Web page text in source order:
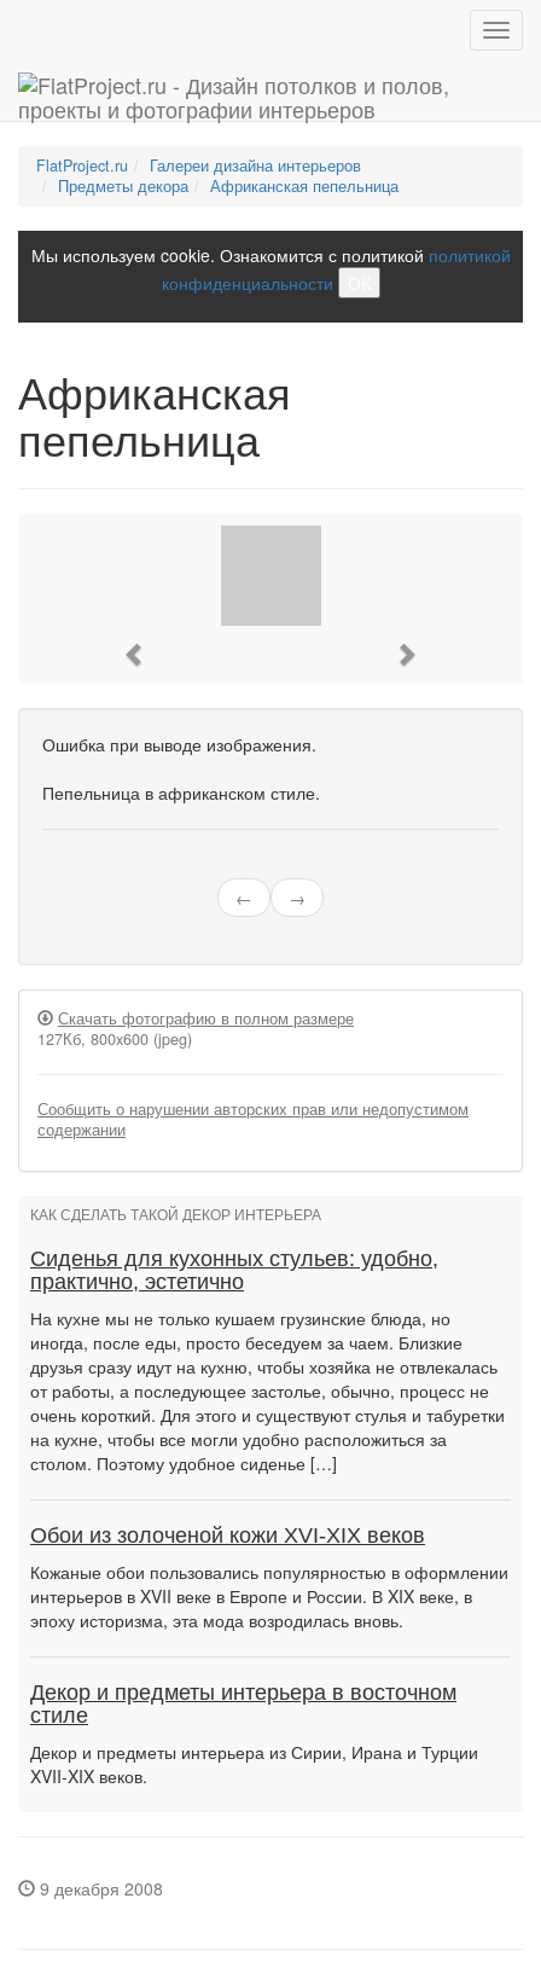
FlatProject.ru
Галереи дизайна интерьеров
Предметы декора
Африканская пепельница
Мы используем cookie. Ознакомится с политикой политикой
конфиденциальности
Африканская
пепельница
Ошибка при выводе изображения.
Пепельница в африканском стиле.
← →
Скачать фотографию в полном размере
127Кб, 800x600 (jpeg)
Сообщить о нарушении авторских прав или недопустимом
содержании
КАК СДЕЛАТЬ ТАКОЙ ДЕКОР ИНТЕРЬЕРА
Сиденья для кухонных стульев: удобно,
практично, эстетично
На кухне мы не только кушаем грузинские блюда, но
иногда, после еды, просто беседуем за чаем. Близкие
друзья сразу идут на кухню, чтобы хозяйка не отвлекалась
от работы, а последующее застолье, обычно, процесс не
очень короткий. Для этого и существуют стулья и табуретки
на кухне, чтобы все могли удобно расположиться за
столом. Поэтому удобное сиденье […]
Обои из золоченой кожи XVI-XIX веков
Кожаные обои пользовались популярностью в оформлении
интерьеров в XVII веке в Европе и России. В XIX веке, в
эпоху историзма, эта мода возродилась вновь.
Декор и предметы интерьера в восточном
стиле
Декор и предметы интерьера из Сирии, Ирана и Турции
XVII-XIX веков.
9 декабря 2008